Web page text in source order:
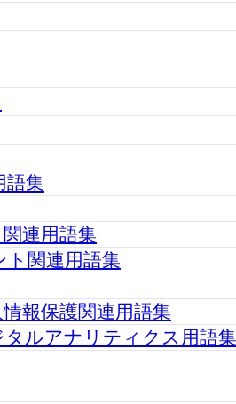
語集
連用語集
関連用語集
報保護関連用語集
ルアナリティクス用語集